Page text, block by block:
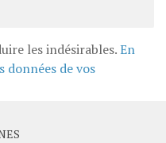
les indésirables.En
données de vos